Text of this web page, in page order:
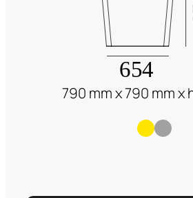
790 mm x 790 mm x